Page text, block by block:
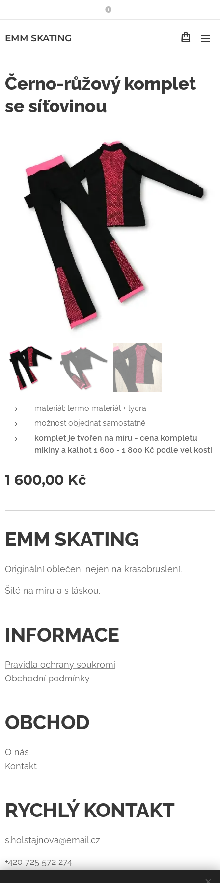
EMM SKATING
Černo-růžový komplet
se síťovinou
materiál: termo materiál + lycra
možnost objednat samostatně
komplet je tvořen na míru - cena kompletu
mikiny a kalhot 1 600 - 1 800 Kč podle velikosti
1 600,00 Kč
EMM SKATING
Originální oblečení nejen na krasobruslení.
Šité na míru a s láskou.
INFORMACE
Pravidla ochrany soukromí
Obchodní podmínky
OBCHOD
O nás
Kontakt
RYCHLÝ KONTAKT
s.holstajnova@email.cz
+420 725 572 274